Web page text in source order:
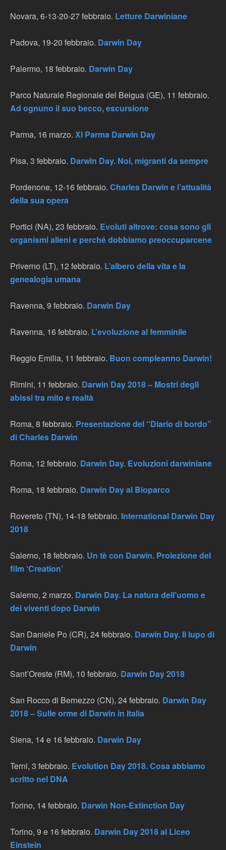
Novara, 6-13-20-27 febbraio. Letture Darwiniane
Padova, 19-20 febbraio. Darwin Day
Palermo, 18 febbraio. Darwin Day
Parco Naturale Regionale del Beigua (GE), 11 febbraio.
Ad ognuno il suo becco, escursione
Parma, 16 marzo. XI Parma Darwin Day
Pisa, 3 febbraio. Darwin Day. Noi, migranti da sempre
Pordenone, 12-16 febbraio. Charles Darwin e l’attualità
della sua opera
Portici (NA), 23 febbraio. Evoluti altrove: cosa sono gli
organismi alieni e perché dobbiamo preoccuparcene
Priverno (LT), 12 febbraio. L’albero della vita e la
genealogia umana
Ravenna, 9 febbraio. Darwin Day
Ravenna, 16 febbraio. L’evoluzione al femminile
Reggio Emilia, 11 febbraio. Buon compleanno Darwin!
Rimini, 11 febbraio. Darwin Day 2018 – Mostri degli
abissi tra mito e realtà
Roma, 8 febbraio. Presentazione del “Diario di bordo”
di Charles Darwin
Roma, 12 febbraio. Darwin Day. Evoluzioni darwiniane
Roma, 18 febbraio. Darwin Day al Bioparco
Rovereto (TN), 14-18 febbraio. International Darwin Day
2018
Salerno, 18 febbraio. Un tè con Darwin. Proiezione del
film ‘Creation’
Salerno, 2 marzo. Darwin Day. La natura dell’uomo e
dei viventi dopo Darwin
San Daniele Po (CR), 24 febbraio. Darwin Day. Il lupo di
Darwin
Sant’Oreste (RM), 10 febbraio. Darwin Day 2018
San Rocco di Bernezzo (CN), 24 febbraio. Darwin Day
2018 – Sulle orme di Darwin in Italia
Siena, 14 e 16 febbraio. Darwin Day
Terni, 3 febbraio. Evolution Day 2018. Cosa abbiamo
scritto nel DNA
Torino, 14 febbraio. Darwin Non-Extinction Day
Torino, 9 e 16 febbraio. Darwin Day 2018 al Liceo
Einstein